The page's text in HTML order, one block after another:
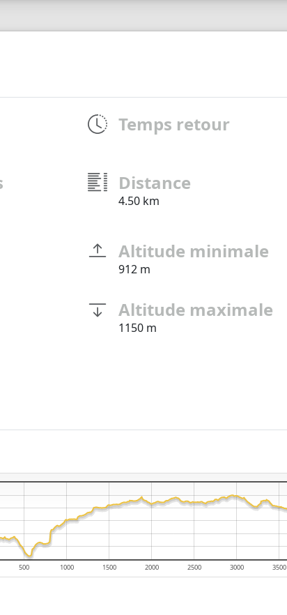
Temps retour
Distance
4.50 km
Altitude minimale
912 m
Altitude maximale
1150 m
500 1000 1500 2000 2500 3000 3500